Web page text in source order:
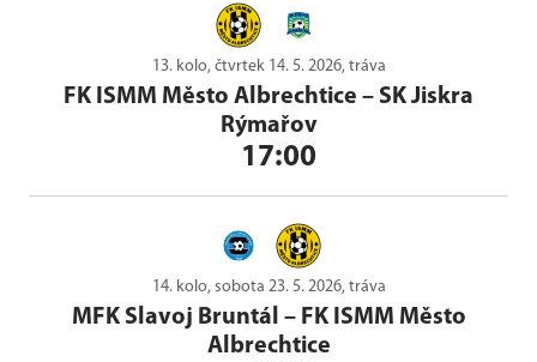
13. kolo, čtvrtek 14. 5. 2026, tráva
FK ISMM Město Albrechtice – SK Jiskra
Rýmařov
17:00
14. kolo, sobota 23. 5. 2026, tráva
MFK Slavoj Bruntál – FK ISMM Město
Albrechtice